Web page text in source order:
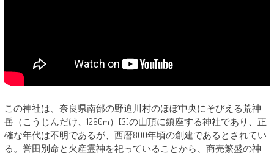
この神社は、奈良県南部の野迫川村のほぼ中央にそびえる荒神
岳（こうじんだけ、1260m）[3]の山頂­に鎮座する神社であり、正
確な年代は不明であるが、西暦800年頃の創建であるとされてい
る。誉田別命と火産霊神を祀っていることから、商売繁盛の神